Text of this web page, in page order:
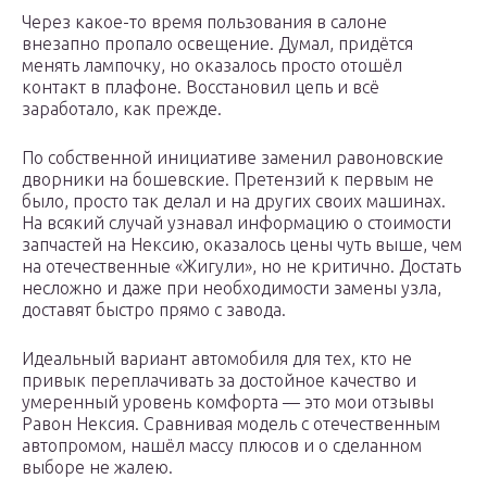
Через какое-то время пользования в салоне
внезапно пропало освещение. Думал, придётся
менять лампочку, но оказалось просто отошёл
контакт в плафоне. Восстановил цепь и всё
заработало, как прежде.
По собственной инициативе заменил равоновские
дворники на бошевские. Претензий к первым не
было, просто так делал и на других своих машинах.
На всякий случай узнавал информацию о стоимости
запчастей на Нексию, оказалось цены чуть выше, чем
на отечественные «Жигули», но не критично. Достать
несложно и даже при необходимости замены узла,
доставят быстро прямо с завода.
Идеальный вариант автомобиля для тех, кто не
привык переплачивать за достойное качество и
умеренный уровень комфорта — это мои отзывы
Равон Нексия. Сравнивая модель с отечественным
автопромом, нашёл массу плюсов и о сделанном
выборе не жалею.